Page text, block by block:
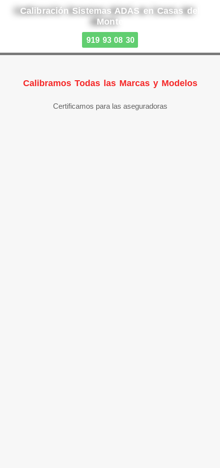
Calibración Sistemas ADAS en Casas del
Monte
919 93 08 30
Calibramos Todas las Marcas y Modelos
Certificamos para las aseguradoras